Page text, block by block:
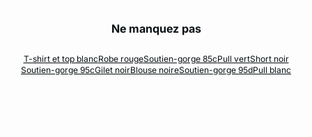
Ne manquez pas
T-shirt et top blancRobe rougeSoutien-gorge 85cPull vertShort noir
Soutien-gorge 95cGilet noirBlouse noireSoutien-gorge 95dPull blanc